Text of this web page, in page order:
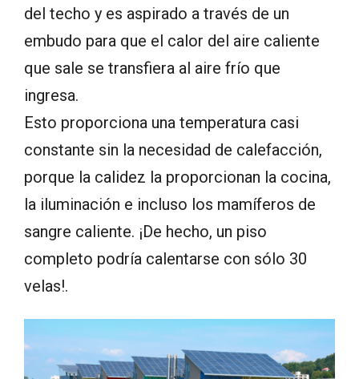
del techo y es aspirado a través de un
embudo para que el calor del aire caliente
que sale se transfiera al aire frío que
ingresa.
Esto proporciona una temperatura casi
constante sin la necesidad de calefacción,
porque la calidez la proporcionan la cocina,
la iluminación e incluso los mamíferos de
sangre caliente. ¡De hecho, un piso
completo podría calentarse con sólo 30
velas!.